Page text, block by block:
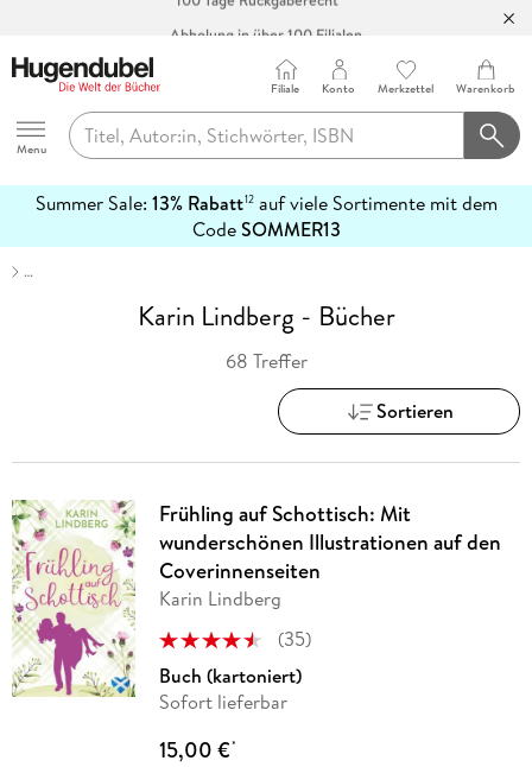
Abholung in über 100 Filialen
Hugendubel
Menu
Filiale Konto Merkzettel Warenkorb
Summer Sale: 13% Rabatt12auf viele Sortimente mit dem
CodeSOMMER13
erfahren
…
Karin Lindberg - Bücher
68 Treffer
Sortieren
Frühling auf Schottisch: Mit
wunderschönen Illustrationen auf den
Coverinnenseiten
Karin Lindberg
(35)
Buch (kartoniert)
Sofort lieferbar
15,00 €*